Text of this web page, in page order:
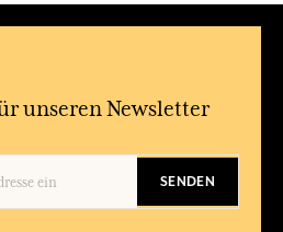
unseren Newsletter
SENDEN